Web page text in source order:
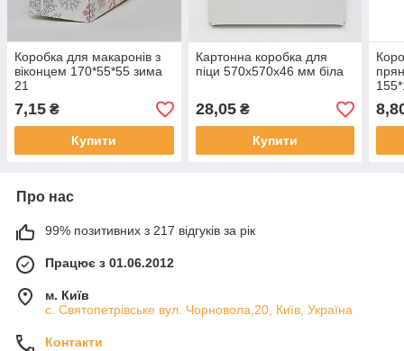
Коробка для макаронів з
віконцем 170*55*55 зима
21
7,15 ₴
Купити
Картонна коробка для
піци 570х570х46 мм біла
28,05₴
Купити
Про нас
99% позитивних з 217 відгуків за рік
Працює з 01.06.2012
м. Київ
с. Святопетрівське вул. Чорновола,20, Київ, Україна
Контакти